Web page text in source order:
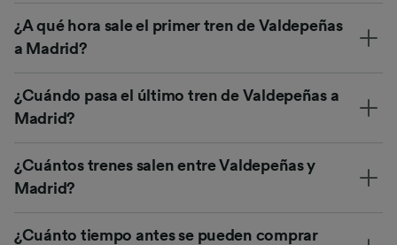
¿A qué hora sale el primer tren de Valdepeñas
a Madrid?
¿Cuándo pasa el último tren de Valdepeñas a
Madrid?
¿Cuántos trenes salen entre Valdepeñas y
Madrid?
¿Cuánto tiempo antes se pueden comprar